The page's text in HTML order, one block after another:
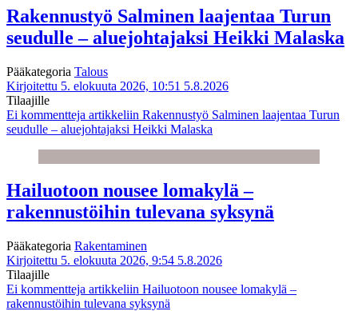
Rakennustyö Salminen laajentaa Turun
seudulle – aluejohtajaksi Heikki Malaska
Pääkategoria Talous
Kirjoitettu 5. elokuuta 2026, 10:51 5.8.2026
Tilaajille
Ei kommentteja artikkeliin Rakennustyö Salminen laajentaa Turun
seudulle – aluejohtajaksi Heikki Malaska
Hailuotoon nousee lomakylä –
rakennustöihin tulevana syksynä
Pääkategoria Rakentaminen
Kirjoitettu 5. elokuuta 2026, 9:54 5.8.2026
Tilaajille
Ei kommentteja artikkeliin Hailuotoon nousee lomakylä –
rakennustöihin tulevana syksynä